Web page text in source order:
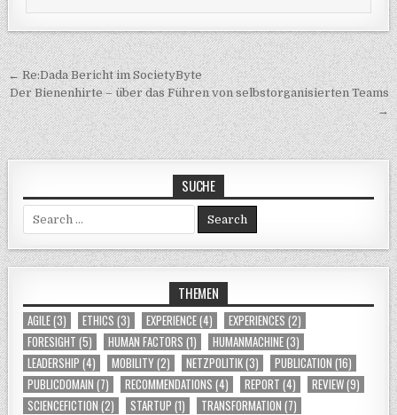
Post navigation
← Re:Dada Bericht im SocietyByte
Der Bienenhirte – über das Führen von selbstorganisierten Teams
→
SUCHE
Search for:
THEMEN
AGILE(3) ETHICS (3) EXPERIENCE(4) EXPERIENCES (2)
FORESIGHT (5) HUMAN FACTORS (1) HUMANMACHINE(3)
LEADERSHIP (4) MOBILITY(2) NETZPOLITIK(3) PUBLICATION (16)
PUBLICDOMAIN (7) RECOMMENDATIONS (4) REPORT (4) REVIEW(9)
SCIENCEFICTION (2) STARTUP (1) TRANSFORMATION (7)